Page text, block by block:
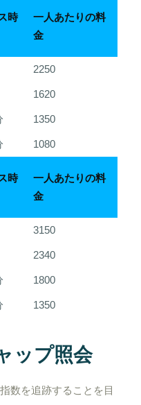
時
一人あたりの料
金
2250
1620
1350
1080
時
一人あたりの料
金
3150
2340
1800
1350
ップ照会
数を追跡することを目